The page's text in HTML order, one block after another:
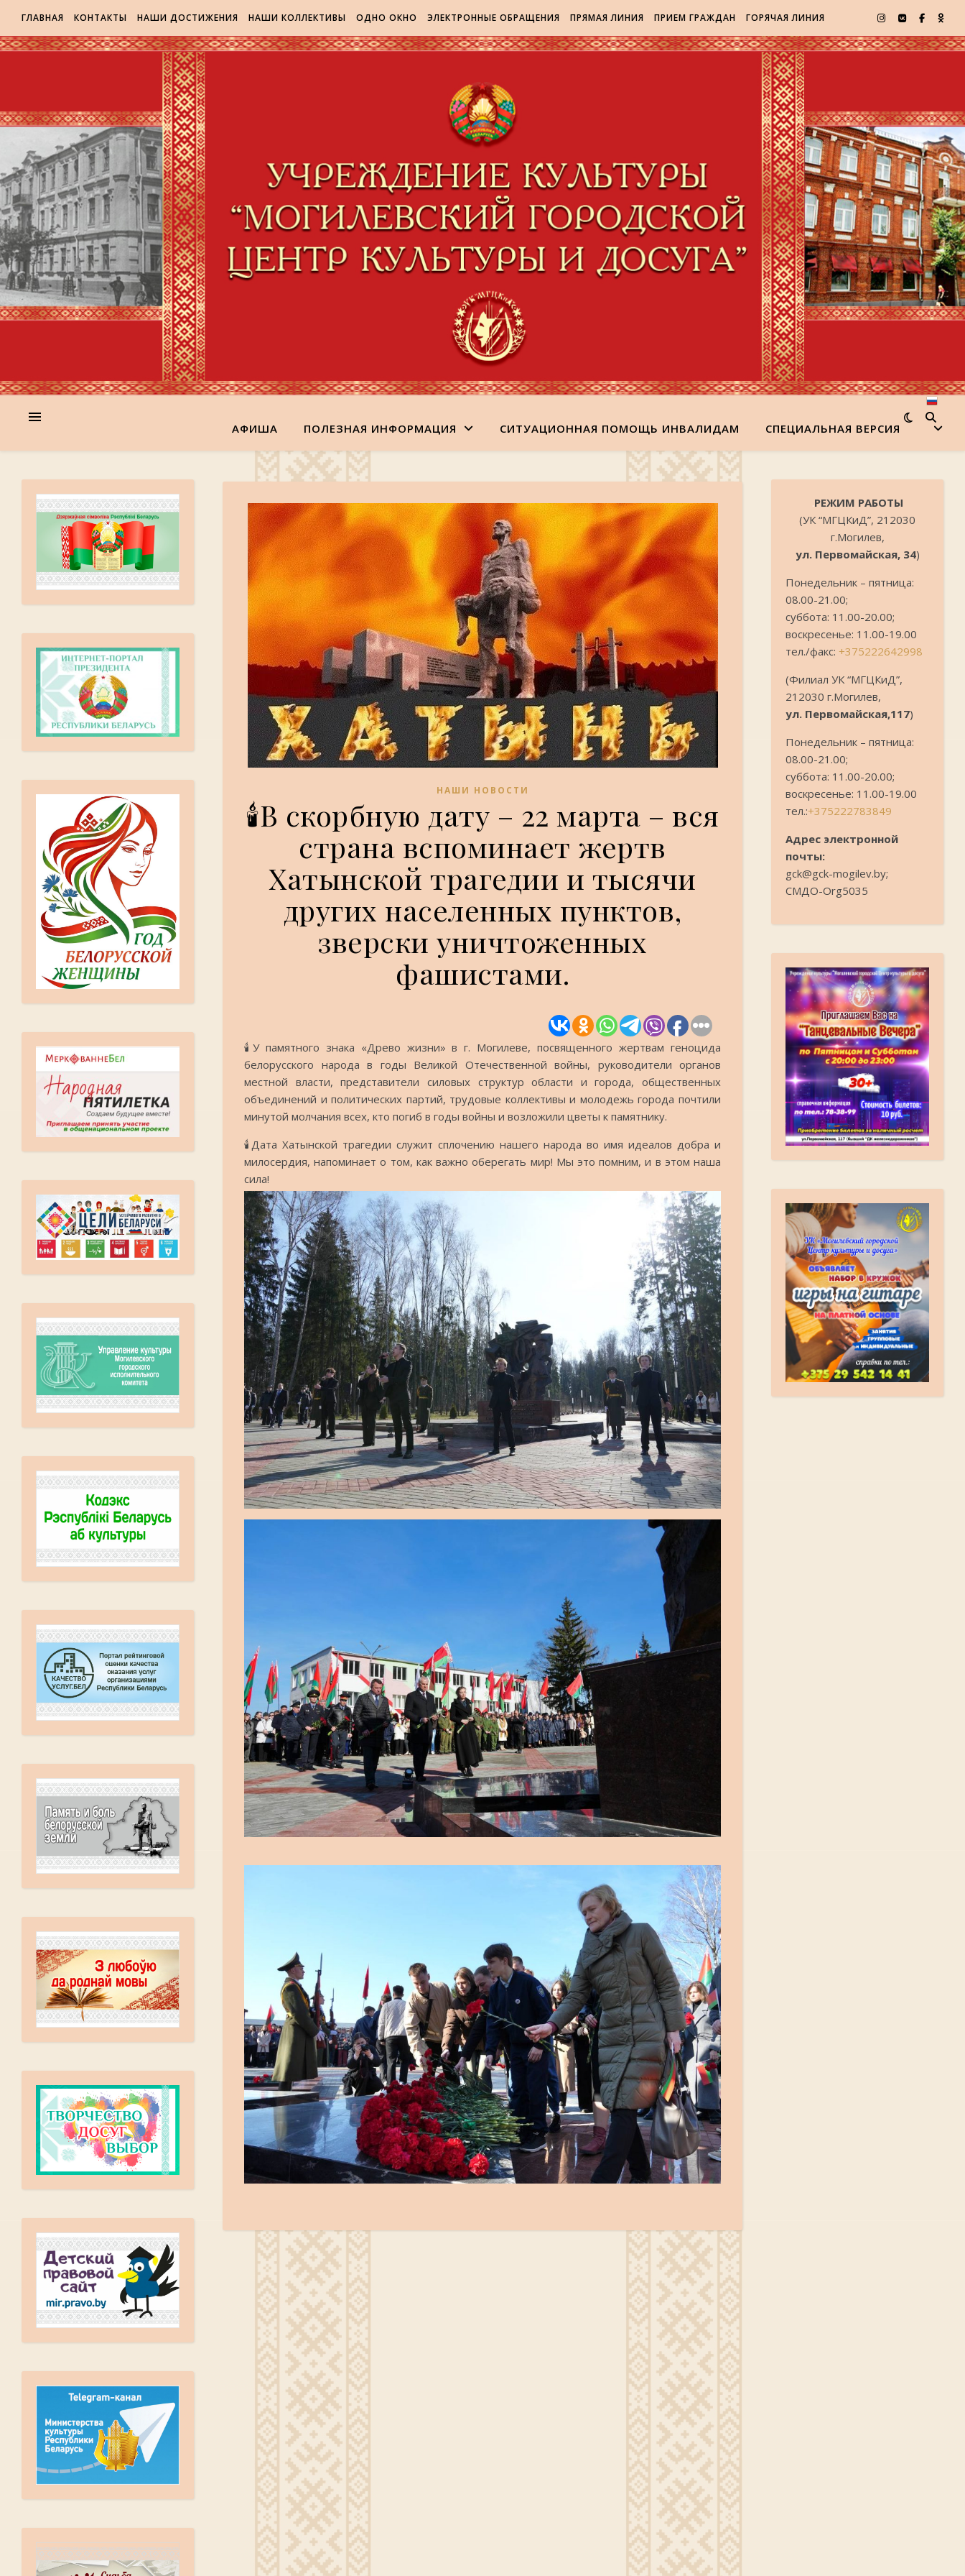
ГЛАВНАЯ КОНТАКТЫ НАШИ ДОСТИЖЕНИЯ НАШИ КОЛЛЕКТИВЫ ОДНО ОКНО ЭЛЕКТРОННЫЕ ОБРАЩЕНИЯ ПРЯМАЯ ЛИНИЯ ПРИЕМ ГРАЖДАН ГОРЯЧАЯ ЛИНИЯ
АФИША ПОЛЕЗНАЯ ИНФОРМАЦИЯ СИТУАЦИОННАЯ ПОМОЩЬ ИНВАЛИДАМ СПЕЦИАЛЬНАЯ ВЕРСИЯ
НАШИ НОВОСТИ
🕯️В скорбную дату – 22 марта – вся
страна вспоминает жертв
Хатынской трагедии и тысячи
других населенных пунктов,
зверски уничтоженных
фашистами.
🕯️У памятного знака «Древо жизни» в г. Могилеве, посвященного жертвам геноцида
белорусского народа в годы Великой Отечественной войны, руководители органов
местной власти, представители силовых структур области и города, общественных
объединений и политических партий, трудовые коллективы и молодежь города почтили
минутой молчания всех, кто погиб в годы войны и возложили цветы к памятнику.
🕯️Дата Хатынской трагедии служит сплочению нашего народа во имя идеалов добра и
милосердия, напоминает о том, как важно оберегать мир! Мы это помним, и в этом наша
сила!
.РЕЖИМ РАБОТЫ
(УК “МГЦКиД”, 212030
г.Могилев,
ул. Первомайская, 34)
Понедельник – пятница:
08.00-21.00;
суббота: 11.00-20.00;
воскресенье: 11.00-19.00
тел./факс: +375222642998
(Филиал УК “МГЦКиД”,
212030 г.Могилев,
ул. Первомайская,117)
Понедельник – пятница:
08.00-21.00;
суббота: 11.00-20.00;
воскресенье: 11.00-19.00
тел.:+375222783849
Адрес электронной
почты:
gck@gck-mogilev.by;
СМДО-Org5035